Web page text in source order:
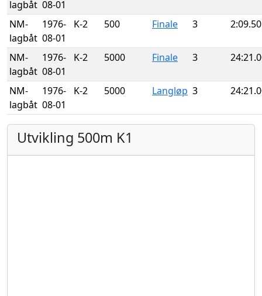
lagbåt 08-01
NM-
lagbåt
1976-
08-01
K-2 500 Finale 3 2:09.50
NM-
lagbåt
1976-
08-01
K-2 5000 Finale 3
NM-
lagbåt
1976-
08-01
K-2 5000 Langløp 3
Utvikling 500m K1